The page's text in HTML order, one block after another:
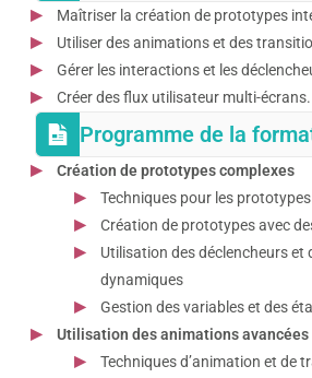
Maîtriser la création de prototypes
Utiliser des animations et des
Gérer les interactions et les
Créer des flux utilisateur multi-écrans.
Programme de la
Création de prototypes complexes
Techniques pour les
Création de prototypes avec
Utilisation des déclencheurs
dynamiques
Gestion des variables et des
Utilisation des animations avancées
Techniques d’animation et de